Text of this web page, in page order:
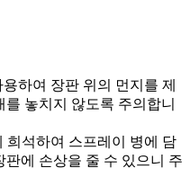
하여 장판 위의 먼지를 제
놓치지 않도록 주의합니
희석하여 스프레이 병에 담
에 손상을 줄 수 있으니 주